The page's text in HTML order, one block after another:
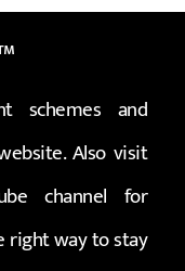
schemes and
Also visit
channel for
right way to stay